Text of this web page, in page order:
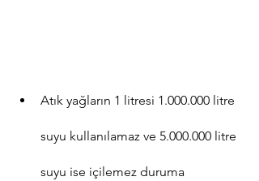
Atık yağların 1 litresi 1.000.000 litre
suyu kullanılamaz ve 5.000.000 litre
suyu ise içilemez duruma